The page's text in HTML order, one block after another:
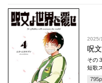
2025/
呪
その
短歌
795